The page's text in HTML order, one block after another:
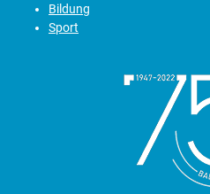
Bildung
Sport